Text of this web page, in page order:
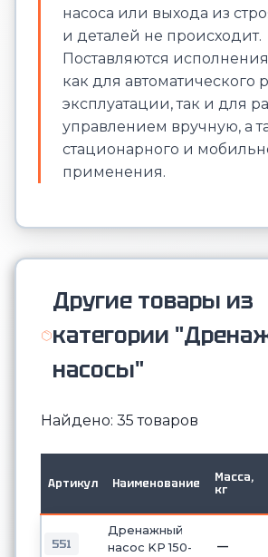
насоса или выхода из
и деталей не происходит.
Поставляются
как для автоматического
эксплуатации, так и для
управлением вручную, а
стационарного и
применения.
Другие товары из
категории
насосы"
Найдено: 35 товаров
Артикул Наименование
Масса,
кг
551
Дренажный
насос KP 150-
—